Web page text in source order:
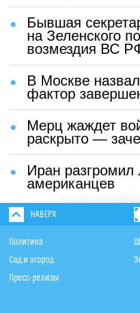
Бывшая
на Зеленского
возмездия ВС
В Москве
фактор
Мерц жаждет
раскрыто —
Иран разгромил
американцев
НАВЕРХ
Политика
Сад и огород
Пресс-релизы